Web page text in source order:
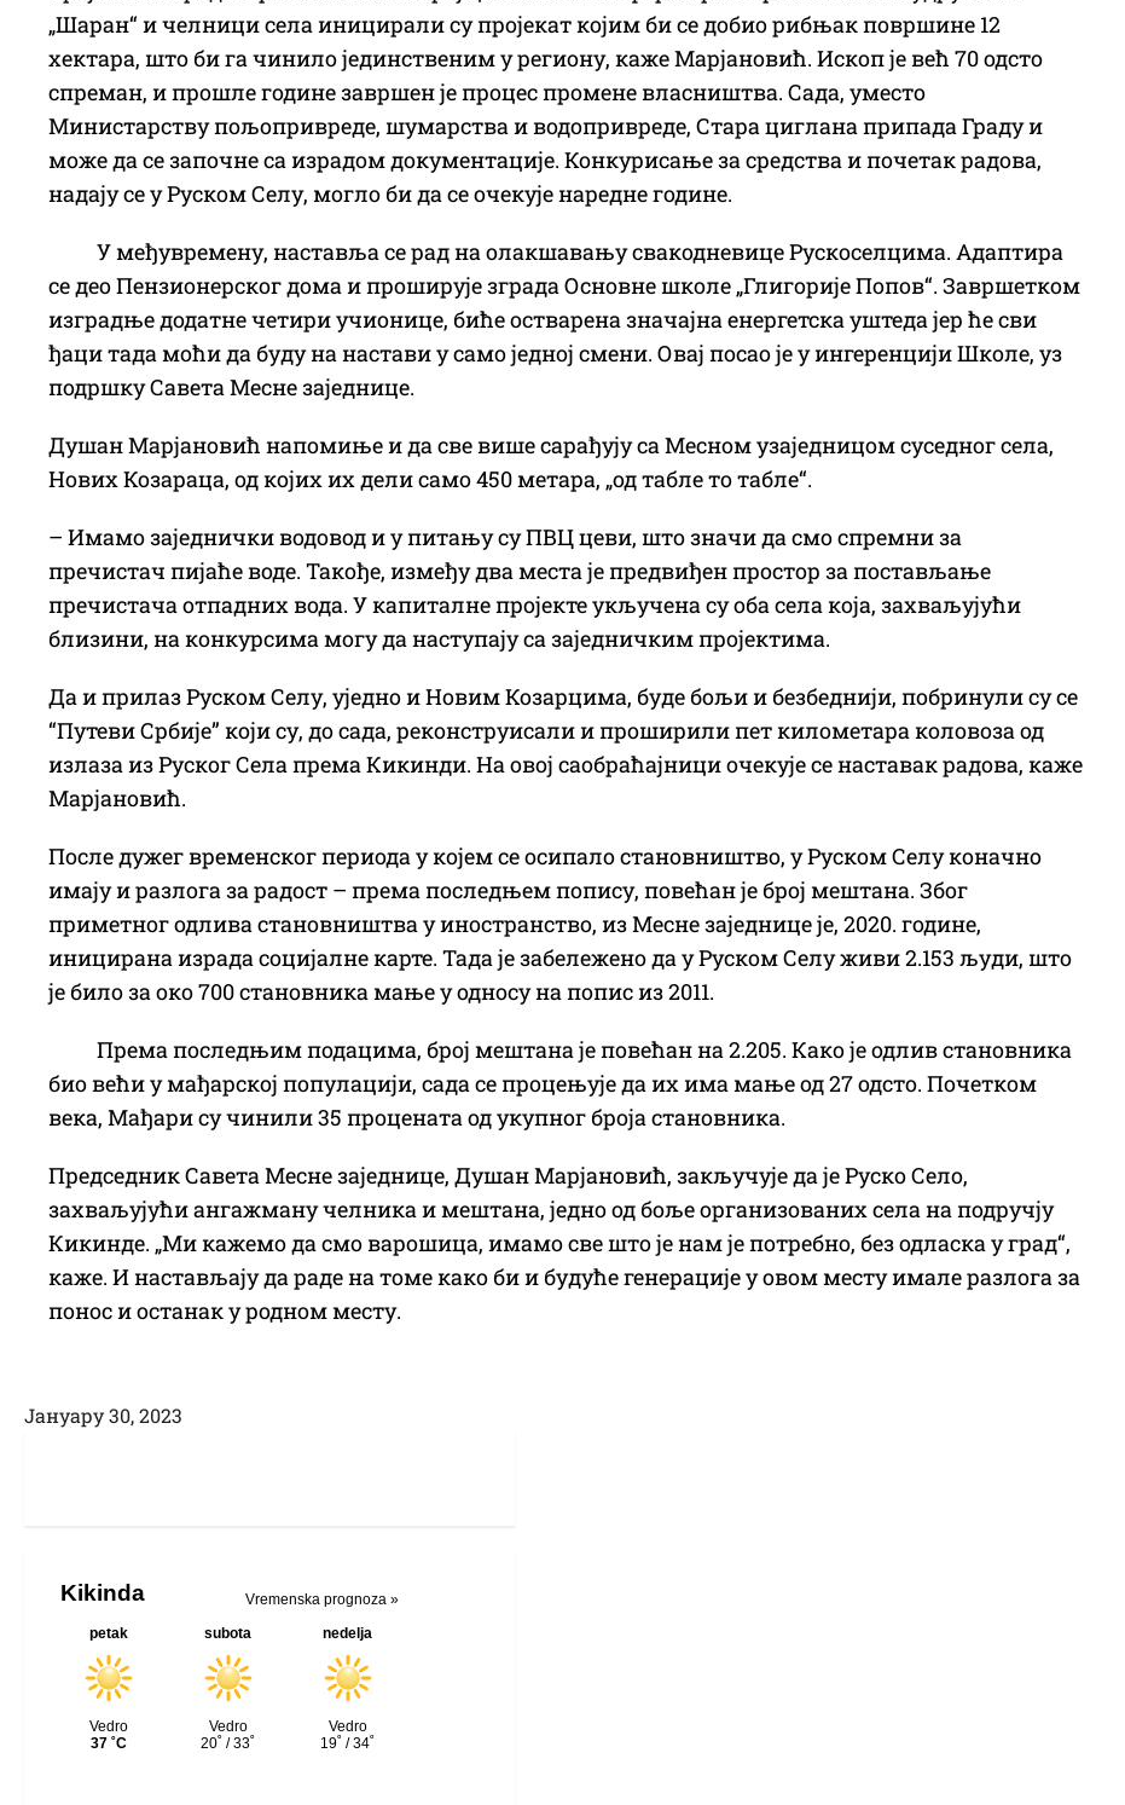
„Шаран“ и челници села иницирали су пројекат којим би се добио рибњак површине 12
хектара, што би га чинило јединственим у региону, каже Марјановић. Ископ је већ 70 одсто
спреман, и прошле године завршен је процес промене власништва. Сада, уместо
Министарству пољопривреде, шумарства и водопривреде, Стара циглана припада Граду и
може да се започне са израдом документације. Конкурисање за средства и почетак радова,
надају се у Руском Селу, могло би да се очекује наредне године.
У међувремену, наставља се рад на олакшавању свакодневице Рускоселцима. Адаптира
се део Пензионерског дома и проширује зграда Основне школе „Глигорије Попов“. Завршетком
изградње додатне четири учионице, биће остварена значајна енергетска уштеда јер ће сви
ђаци тада моћи да буду на настави у само једној смени. Овај посао је у ингеренцији Школе, уз
подршку Савета Месне заједнице.
Душан Марјановић напомиње и да све више сарађују са Месном узаједницом суседног села,
Нових Козараца, од којих их дели само 450 метара, „од табле то табле“.
– Имамо заједнички водовод и у питању су ПВЦ цеви, што значи да смо спремни за
пречистач пијаће воде. Такође, између два места је предвиђен простор за постављање
пречистача отпадних вода. У капиталне пројекте укључена су оба села која, захваљујући
близини, на конкурсима могу да наступају са заједничким пројектима.
Да и прилаз Руском Селу, уједно и Новим Козарцима, буде бољи и безбеднији, побринули су се
“Путеви Србије” који су, до сада, реконструисали и проширили пет километара коловоза од
излаза из Руског Села према Кикинди. На овој саобраћајници очекује се наставак радова, каже
Марјановић.
После дужег временског периода у којем се осипало становништво, у Руском Селу коначно
имају и разлога за радост – према последњем попису, повећан је број мештана. Због
приметног одлива становништва у иностранство, из Месне заједнице је, 2020. године,
иницирана израда социјалне карте. Тада је забележено да у Руском Селу живи 2.153 људи, што
је било за око 700 становника мање у односу на попис из 2011.
Према последњим подацима, број мештана је повећан на 2.205. Како је одлив становника
био већи у мађарској популацији, сада се процењује да их има мање од 27 одсто. Почетком
века, Мађари су чинили 35 процената од укупног броја становника.
Председник Савета Месне заједнице, Душан Марјановић, закључује да је Руско Село,
захваљујући ангажману челника и мештана, једно од боље организованих села на подручју
Кикинде. „Ми кажемо да смо варошица, имамо све што је нам је потребно, без одласка у град“,
каже. И настављају да раде на томе како би и будуће генерације у овом месту имале разлога за
понос и останак у родном месту.
Јануарy 30, 2023